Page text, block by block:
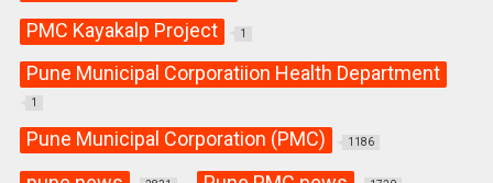
PMC Kayakalp Project 1
Pune Municipal Corporatiion Health Department
1
Pune Municipal Corporation (PMC) 1186